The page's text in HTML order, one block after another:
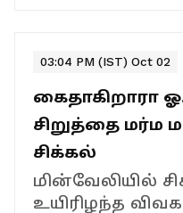
03:04 PM (IST) Oct 02
கைதாகிறாரா
சிறுத்தை மர்ம
சிக்கல்
மின்வேலியில்
உயிரிழந்த